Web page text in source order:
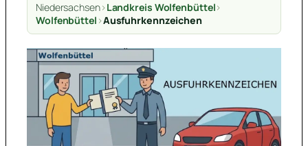
Niedersachsen>Landkreis Wolfenbüttel>
Wolfenbüttel >Ausfuhrkennzeichen